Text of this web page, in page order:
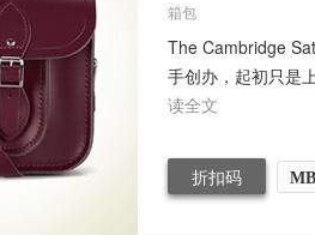
箱包
The Cambridge
手创办，起初只是
读全文
折扣码